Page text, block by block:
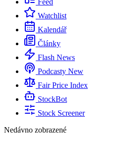
Feed
Watchlist
Kalendář
Články
Flash News
Podcasty New
Fair Price Index
StockBot
Stock Screener
Nedávno zobrazené